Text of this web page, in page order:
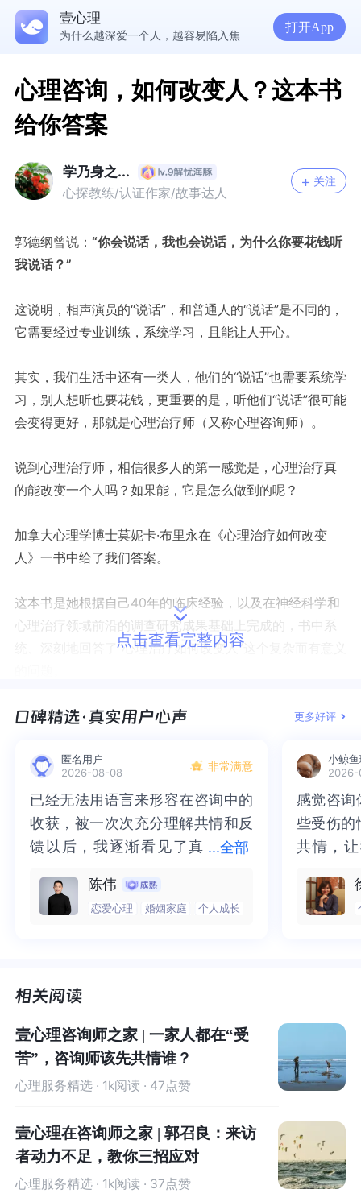
壹心理
5300万人在这里获得专业心理帮助
打开App
心理咨询，如何改变人？这本书
给你答案
学乃身之...
心探教练/认证作家/故事达人
关注
郭德纲曾说： “你会说话，我也会说话，为什么你要花钱听
我说话？”
这说明，相声演员的“说话”，和普通人的“说话”是不同的，
它需要经过专业训练，系统学习，且能让人开心。
其实，我们生活中还有一类人，他们的“说话”也需要系统学
习，别人想听也要花钱，更重要的是，听他们“说话”很可能
会变得更好，那就是心理治疗师（又称心理咨询师）。
说到心理治疗师，相信很多人的第一感觉是，心理治疗真
的能改变一个人吗？如果能，它是怎么做到的呢？
加拿大心理学博士莫妮卡·布里永在《心理治疗如何改变
人》一书中给了我们答案。
这本书是她根据自己40年的临床经验，以及在神经科学和
心理治疗领域前沿的调查研究成果基础上完成的，书中系
统、深刻地回答了“心理治疗如何改变人”这个复杂而有意义
那么，何谓心理治疗呢？
点击查看完整内容
更多好评
匿名用户
2026-08-08
非常满意
...全部
已经无法用语言来形容在咨询中的
收获，被一次次充分理解共情和反
馈以后，我逐渐看见了真
清晰，也慢慢找回了内在的力量。
虽然不知道还要有多久的路要走，
这里，让我真切的感受到了🙏❤️
已经无法用语言来形容在咨询中的
收获，被一次次充分理解共情和反
馈以后，我逐渐看见了真实的那
也慢慢找回了内在的力量。虽然不
知道还要有多久的路要走，但我很
让我真切的感受到了🙏❤️
陈伟
恋爱心理 婚姻家庭 个人成长
小鲸
感觉咨询
些受伤的
共情，
一部分
而且当
感觉咨询
些受伤的
共情，让
处理的
询师准
壹心理咨询师之家 | 一家人都在“受
苦”，咨询师该先共情谁？
心理服务精选 · 1k阅读 · 47点赞
壹心理在咨询师之家 | 郭召良：来访
者动力不足，教你三招应对
心理服务精选 · 1k阅读 · 37点赞